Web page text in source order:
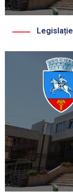
Legislație